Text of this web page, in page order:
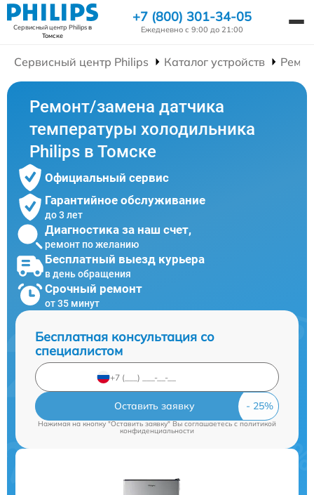
Сервисный центр Philipsв
Томске
+7 (800) 301-34-05
Ежедневно с 9:00 до 21:00
Сервисный центр Philips Каталог устройств
Ремонт/замена датчика
температуры холодильника
Philips в Томске
Официальный сервис
Гарантийное обслуживание
до 3 лет
Диагностика за наш счет,
ремонт по желанию
Бесплатный выезд курьера
в день обращения
Срочный ремонт
от 35 минут
Бесплатная консультация со
специалистом
Оставить заявку
Нажимая на кнопку "Оставить заявку" Вы соглашаетесь c политикой
конфиденциальности